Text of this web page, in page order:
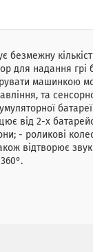
безмежну
для надання грі
машинкою
та
від 2-х
- роликові
відтворює